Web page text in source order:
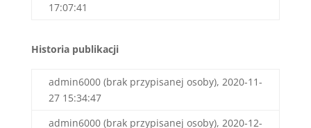
17:07:41
Historia publikacji
admin6000 (brak przypisanej osoby), 2020-11-
27 15:34:47
admin6000 (brak przypisanej osoby), 2020-12-